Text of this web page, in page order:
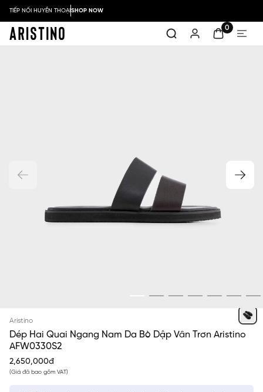
TIẾP NỐI HUYỀN THOẠISHOP NOW
0
Aristino
Dép Hai Quai Ngang Nam Da Bò Dập Vân Trơn Aristino
AFW0330S2
2,650,000đ
(Giá đã bao gồm VAT)